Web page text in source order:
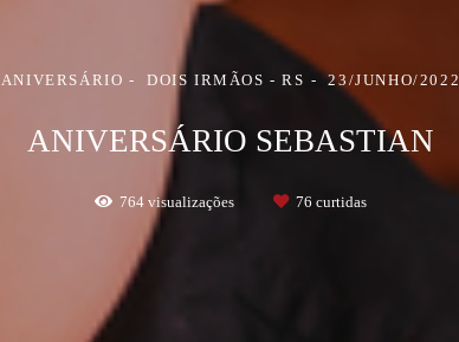
ANIVERSÁRIO DOIS IRMÃOS - RS 23/JUNHO/2022
ANIVERSÁRIO SEBASTIAN
764 visualizações 76 curtidas